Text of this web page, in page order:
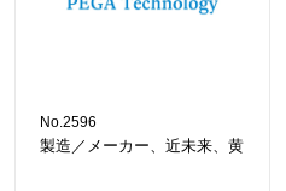
No.2596
製造／メーカー、近未来、黄